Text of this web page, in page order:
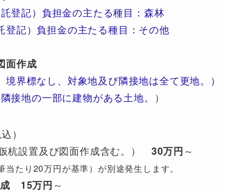
記）負担金の主たる種目：森林
記）負担金の主たる種目：その他
面作成
界標なし、対象地及び隣接地は全て更地。）
地の一部に建物がある土地。 ）
）
仮杭設置及び図面作成含む。） 30万円 ～
たり20万円が基準）が別途発生します。
15万円 ～